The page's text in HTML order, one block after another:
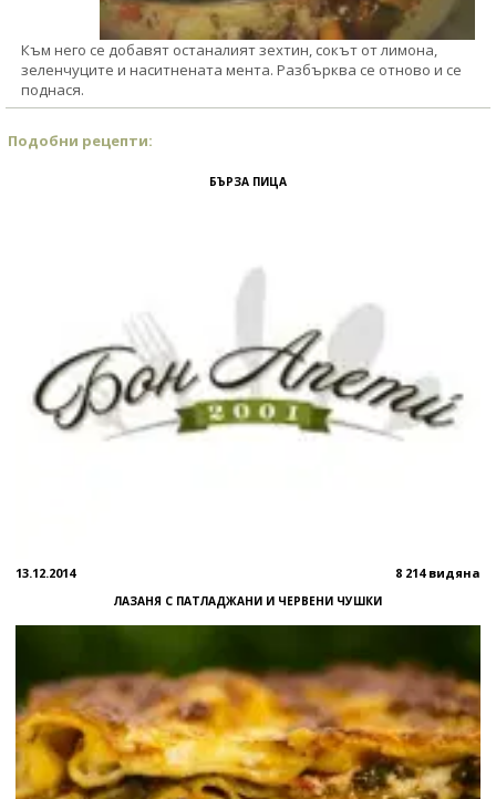
Към него се добавят останалият зехтин, сокът от лимона,
зеленчуците и наситнената мента. Разбърква се отново и се
поднася.
Подобни рецепти:
БЪРЗА ПИЦА
13.12.2014 8 214 видяна
ЛАЗАНЯ С ПАТЛАДЖАНИ И ЧЕРВЕНИ ЧУШКИ